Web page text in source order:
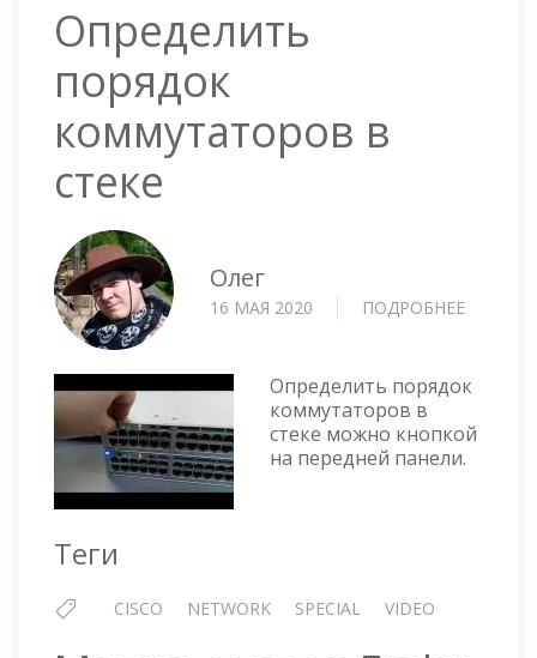
Определить
порядок
коммутаторов в
стеке
Олег
16 МАЯ 2020 ПОДРОБНЕЕ
СТЕКЕ
Определить порядок
коммутаторов в
стеке можно кнопкой
на передней панели.
Теги
CISCO NETWORK SPECIAL VIDEO